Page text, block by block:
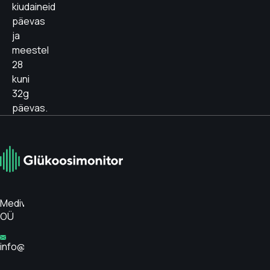
kiudaineid
päevas
ja
meestel
28
kuni
32g
päevas.
Medivar
OÜ
info@glükoosimonitor.ee